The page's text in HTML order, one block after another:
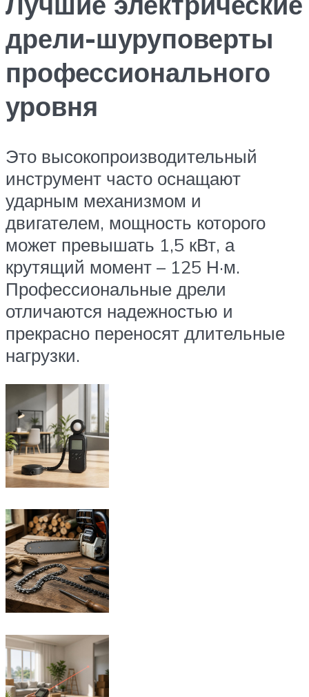
дрели-шуруповерты
профессионального
уровня
Это высокопроизводительный
инструмент часто оснащают
ударным механизмом и
двигателем, мощность которого
может превышать 1,5 кВт, а
крутящий момент – 125 Н·м.
Профессиональные дрели
отличаются надежностью и
прекрасно переносят длительные
нагрузки.